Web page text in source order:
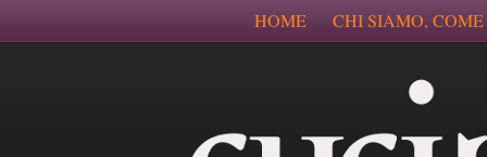
HOME CHI SIAMO,